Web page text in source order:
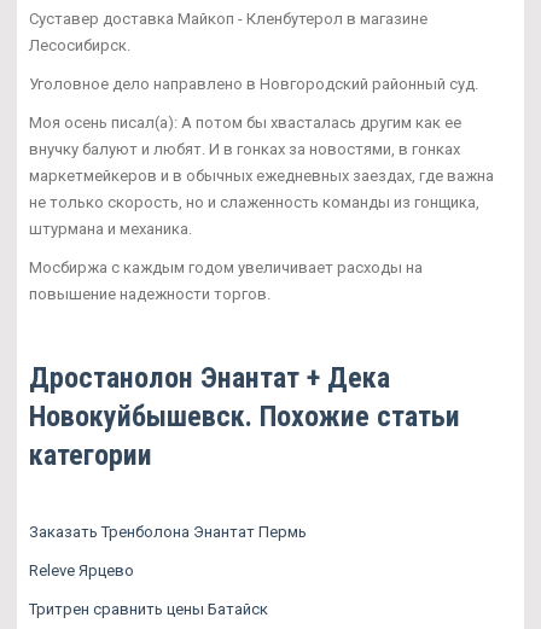
Суставер доставка Майкоп - Кленбутерол в магазине
Лесосибирск.
Уголовное дело направлено в Новгородский районный суд.
Моя осень писал(а): А потом бы хвасталась другим как ее
внучку балуют и любят. И в гонках за новостями, в гонках
маркетмейкеров и в обычных ежедневных заездах, где важна
не только скорость, но и слаженность команды из гонщика,
штурмана и механика.
Мосбиржа с каждым годом увеличивает расходы на
повышение надежности торгов.
Дростанолон Энантат + Дека
Новокуйбышевск. Похожие статьи
категории
Заказать Тренболона Энантат Пермь
Releve Ярцево
Тритрен сравнить цены Батайск